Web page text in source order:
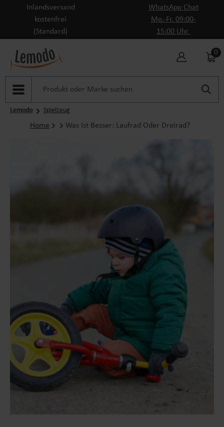
Zum Hauptinhalt springen
Inlandsversand
kostenfrei
(Standard)
WhatsApp Chat
Mo.-Fr. 09:00-
15:00 Uhr
0
Lemodo Spielzeug
Home Was Ist Besser: Laufrad Oder Dreirad?